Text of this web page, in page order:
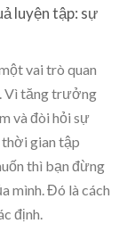
luyện tập: sự
vai trò quan
Vì tăng trưởng
và đòi hỏi sự
thời gian tập
thì bạn đừng
mình. Đó là cách
định.